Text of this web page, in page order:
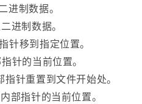
制数据。
进制数据。
针移到指定位置。
针的当前位置。
针重置到文件开始处。
部指针的当前位置。